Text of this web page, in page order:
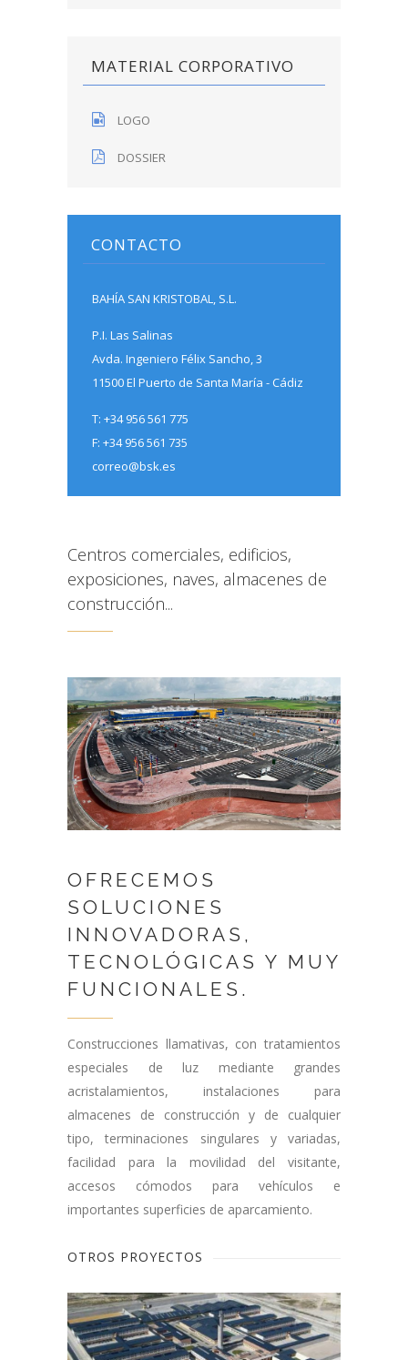
MATERIAL CORPORATIVO
LOGO
DOSSIER
CONTACTO
BAHÍA SAN KRISTOBAL, S.L.
P.I. Las Salinas
Avda. Ingeniero Félix Sancho, 3
11500 El Puerto de Santa María - Cádiz
T: +34 956 561 775
F: +34 956 561 735
correo@bsk.es
Centros comerciales, edificios,
exposiciones, naves, almacenes de
construcción...
OFRECEMOS
SOLUCIONES
INNOVADORAS,
TECNOLÓGICAS Y MUY
FUNCIONALES.
Construcciones llamativas, con tratamientos
especiales de luz mediante grandes
acristalamientos, instalaciones para
almacenes de construcción y de cualquier
tipo, terminaciones singulares y variadas,
facilidad para la movilidad del visitante,
accesos cómodos para vehículos e
importantes superficies de aparcamiento.
OTROS PROYECTOS